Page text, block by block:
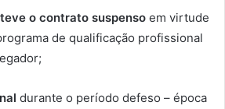
o contrato suspenso em virtude
de qualificação profissional
durante o período defeso – época